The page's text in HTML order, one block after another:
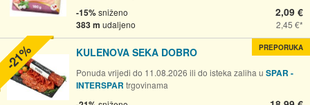
-15%sniženo
383 m udaljeno
2,09 €
2,45 €
KULENOVA SEKA DOBRO
Ponuda vrijedi do 11.08.2026 ili do isteka zaliha u SPAR -
INTERSPAR trgovinama
PREPORUKA
-21%